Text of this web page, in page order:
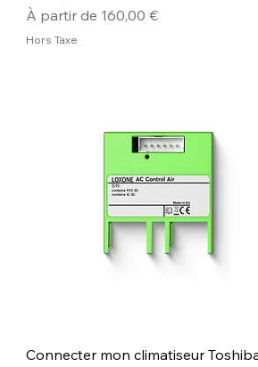
À partir de 160,00 €
Prix promotionnel
Hors Taxe
Connecter mon climatiseur